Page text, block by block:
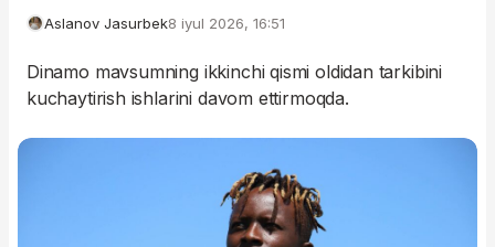
Aslanov Jasurbek8 iyul 2026, 16:51
Dinamo mavsumning ikkinchi qismi oldidan tarkibini
kuchaytirish ishlarini davom ettirmoqda.